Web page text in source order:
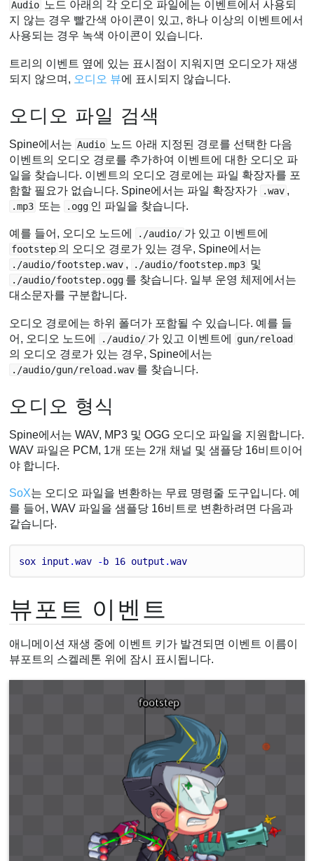
Audio
노드 아래의 각 오디오 파일에는 이벤트에서 사용되
지 않는 경우 빨간색 아이콘이 있고, 하나 이상의 이벤트에서
사용되는 경우 녹색 아이콘이 있습니다.
트리의 이벤트 옆에 있는 표시점이 지워지면 오디오가 재생
되지 않으며, 오디오 뷰에 표시되지 않습니다.
오디오 파일 검색
Spine에서는 Audio
노드 아래 지정된 경로를 선택한 다음
이벤트의 오디오 경로를 추가하여 이벤트에 대한 오디오 파
일을 찾습니다. 이벤트의 오디오 경로에는 파일 확장자를 포
함할 필요가 없습니다. Spine에서는 파일 확장자가
.wav ,
.mp3 또는 .ogg 인 파일을 찾습니다.
예를 들어, 오디오 노드에 ./audio/ 가 있고 이벤트에
footstep 의 오디오 경로가 있는 경우, Spine에서는
./audio/footstep.wav , ./audio/footstep.mp3 및
./audio/footstep.ogg 를 찾습니다. 일부 운영 체제에서는
대소문자를 구분합니다.
오디오 경로에는 하위 폴더가 포함될 수 있습니다. 예를 들
어, 오디오 노드에
./audio/ 가 있고 이벤트에 gun/reload
의 오디오 경로가 있는 경우, Spine에서는
./audio/gun/reload.wav 를 찾습니다.
오디오 형식
Spine에서는 WAV, MP3 및 OGG 오디오 파일을 지원합니다.
WAV 파일은 PCM, 1개 또는 2개 채널 및 샘플당 16비트이어
야 합니다.
SoX는 오디오 파일을 변환하는 무료 명령줄 도구입니다. 예
를 들어, WAV 파일을 샘플당 16비트로 변환하려면 다음과
같습니다.
sox input .wav -b 16 output .wav
뷰포트 이벤트
애니메이션 재생 중에 이벤트 키가 발견되면 이벤트 이름이
뷰포트의 스켈레톤 위에 잠시 표시됩니다.